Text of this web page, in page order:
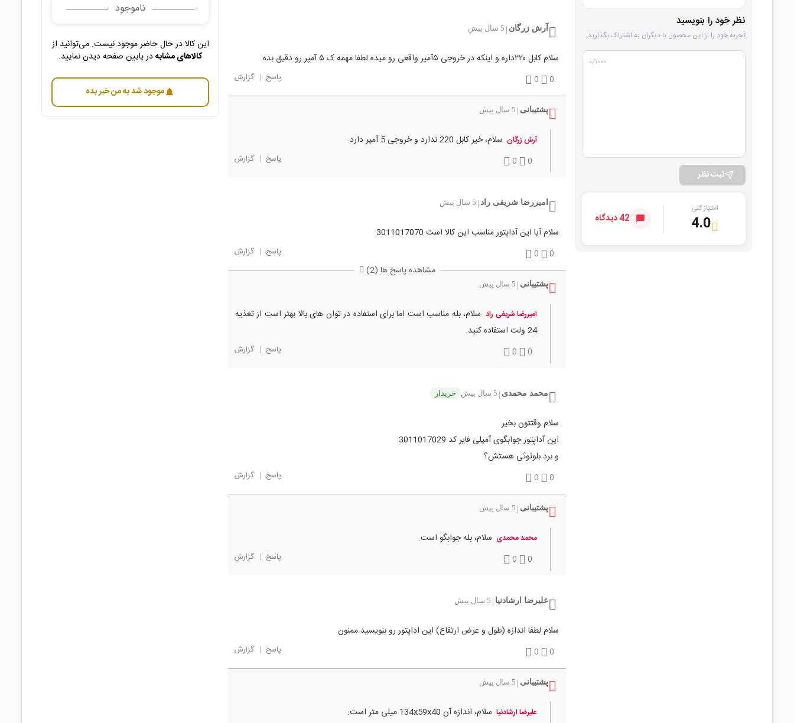
نظر خود را بنویسید
تجربه خود را از این محصول با دیگران به اشتراک بگذارید.
۰/۱۰۰۰
ثبت نظر
امتیاز کلی
4.0 42 دیدگاه
آرش زرگان 5 سال پیش
سلام کابل ۲۲۰داره و اینکه در خروجی ۵آمپر واقعی رو میده لطفا مهمه ک ۵ آمپر رو دقیق بده
0
0 پاسخ | گزارش
پشتیبانی 5 سال پیش
آرش زرگان سلام، خیر کابل 220 ندارد و خروجی 5 آمپر دارد.
0
0 پاسخ | گزارش
امیررضا شریفی راد 5 سال پیش
سلام آیا این آداپتور مناسب این کالا است 3011017070
0
0 پاسخ | گزارش
مشاهده پاسخ ها (2)
پشتیبانی 5 سال پیش
امیررضا شریفی راد سلام، بله مناسب است اما برای استفاده در توان های بالا بهتر است از تغذیه
24 ولت استفاده کنید.
0
0 پاسخ | گزارش
محمد محمدی 5 سال پیش خریدار
سلام وقتتون بخیر
این آداپتور جوابگوی آمپلی فایر کد 3011017029
و برد بلوتوثی هستش؟
0
0 پاسخ | گزارش
پشتیبانی 5 سال پیش
محمد محمدی سلام، بله جوابگو است.
0
0 پاسخ | گزارش
علیرضا ارشادنیا 5 سال پیش
سلام لطفا اندازه (طول و عرض ارتفاع) این اداپتور رو بنویسید.ممنون
0
0 پاسخ | گزارش
پشتیبانی 5 سال پیش
علیرضا ارشادنیا سلام، اندازه آن 134x59x40 میلی متر است.
ناموجود
این کالا در حال حاضر موجود نیست. می‌توانید از
کالاهای مشابهدر پایین صفحه دیدن نمایید.
notificationsموجود شد به من خبر بده